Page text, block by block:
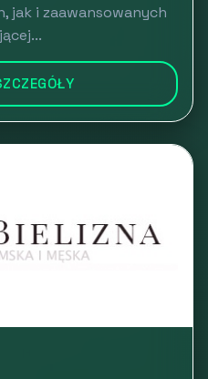
jak i zaawansowanych